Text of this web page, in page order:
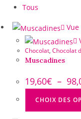
Tous
Chocolat, Chocolat
Muscadines
19,60€ –
CHOIX DES